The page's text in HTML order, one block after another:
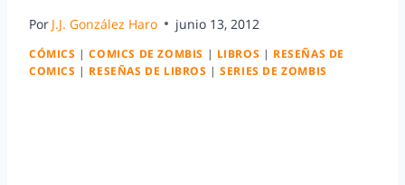
Por J.J. González Haro junio 13, 2012
CÓMICS |COMICS DE ZOMBIS | LIBROS | RESEÑAS DE
COMICS | RESEÑAS DE LIBROS |SERIES DE ZOMBIS